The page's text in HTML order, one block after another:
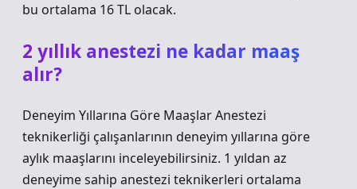
bu ortalama 16 TL olacak.
2 yıllık anestezi ne kadar maaş
alır?
Deneyim Yıllarına Göre Maaşlar Anestezi
teknikerliği çalışanlarının deneyim yıllarına göre
aylık maaşlarını inceleyebilirsiniz. 1 yıldan az
deneyime sahip anestezi teknikerleri ortalama